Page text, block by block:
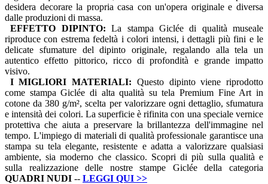
desidera decorare la propria casa con un'opera originale e diversa
dalle produzioni di massa.
EFFETTO DIPINTO: La stampa Giclée di qualità museale
riproduce con estrema fedeltà i colori intensi, i dettagli più fini e le
delicate sfumature del dipinto originale, regalando alla tela un
autentico effetto pittorico, ricco di profondità e grande impatto
visivo.
I MIGLIORI MATERIALI: Questo dipinto viene riprodotto
come stampa Giclée di alta qualità su tela Premium Fine Art in
cotone da 380 g/m², scelta per valorizzare ogni dettaglio, sfumatura
e intensità dei colori. La superficie è rifinita con una speciale vernice
protettiva che aiuta a preservare la brillantezza dell'immagine nel
tempo. L'impiego di materiali di qualità professionale garantisce una
stampa su tela elegante, resistente e adatta a valorizzare qualsiasi
ambiente, sia moderno che classico. Scopri di più sulla qualità e
sulla realizzazione delle nostre stampe Giclée della categoria
QUADRI NUDI -- LEGGI QUI >>